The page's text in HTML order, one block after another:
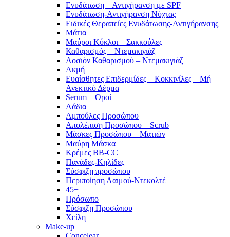
Ενυδάτωση – Αντιγήρανση με SPF
Ενυδάτωση-Αντιγήρανση Νύχτας
Ειδικές Θεραπείες Ενυδάτωσης-Αντιγήρανσης
Μάτια
Μαύροι Κύκλοι – Σακκούλες
Καθαρισμός – Ντεμακιγιάζ
Λοσιόν Καθαρισμού – Ντεμακιγιάζ
Ακμή
Ευαίσθητες Επιδερμίδες – Κοκκινίλες – Μή
Ανεκτικό Δέρμα
Serum – Οροί
Λάδια
Αμπούλες Προσώπου
Απολέπιση Προσώπου – Scrub
Μάσκες Προσώπου – Ματιών
Μαύρη Μάσκα
Κρέμες BB-CC
Πανάδες-Κηλίδες
Σύσφιξη προσώπου
Περιποίηση Λαιμού-Ντεκολτέ
45+
Πρόσωπο
Σύσφιξη Προσώπου
Χείλη
Make-up